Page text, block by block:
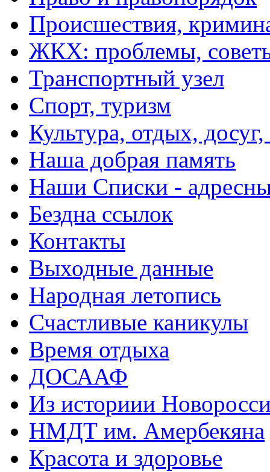
Происшествия,
ЖКХ: проблемы,
Транспортный узел
Спорт, туризм
Культура, отдых,
Наша добрая память
Наши Списки -
Бездна ссылок
Контакты
Выходные данные
Народная летопись
Счастливые каникулы
Время отдыха
ДОСААФ
Из историии
НМДТ им. Амербекяна
Красота и здоровье